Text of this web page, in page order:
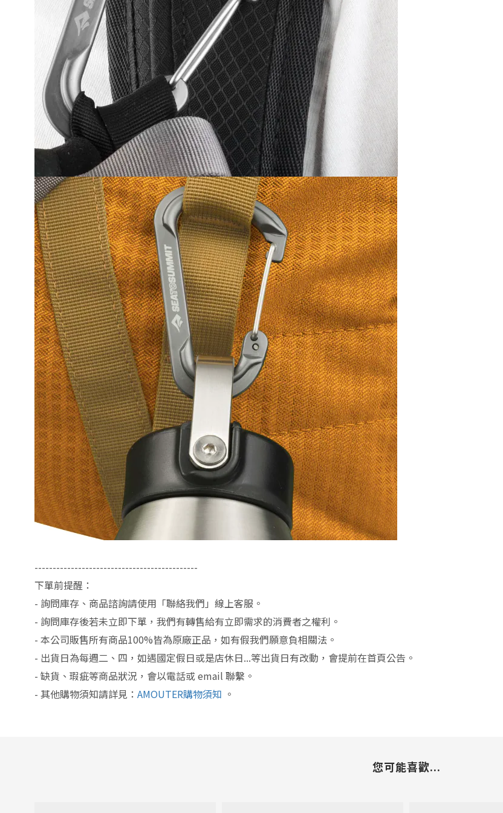
---------------------------------------------
下單前提醒：
- 詢問庫存、商品諮詢請使用「聯絡我們」線上客服。
- 詢問庫存後若未立即下單，我們有轉售給有立即需求的消費者之權利。
- 本公司販售所有商品100%皆為原廠正品，如有假我們願意負相關法。
- 出貨日為每週二、四，如遇國定假日或是店休日...等出貨日有改動，會提前在首頁公告。
- 缺貨、瑕疵等商品狀況，會以電話或 email 聯繫。
- 其他購物須知請詳見： AMOUTER購物須知 。
您可能喜歡...